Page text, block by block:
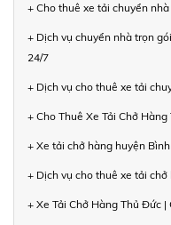
+ Cho thuê xe tải chuyển
+ Dịch vụ chuyển nhà trọn
24/7
+ Dịch vụ cho thuê xe tải
+ Cho Thuê Xe Tải Chở
+ Xe tải chở hàng huyện
+ Dịch vụ cho thuê xe tải
+ Xe Tải Chở Hàng Thủ Đức |